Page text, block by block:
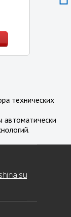
технических
автоматически